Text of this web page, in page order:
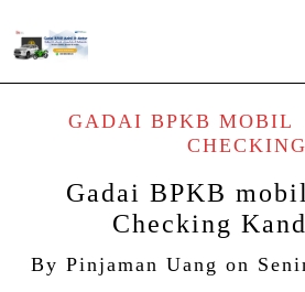
GADAI BPKB MOBIL
CHECKING
Gadai BPKB
Checking
By Pinjaman Uang on